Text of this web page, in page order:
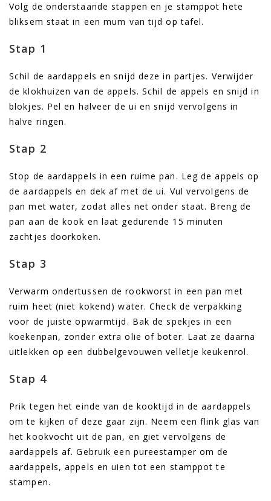
Volg de onderstaande stappen en je stamppot hete
bliksem staat in een mum van tijd op tafel.
Stap 1
Schil de aardappels en snijd deze in partjes. Verwijder
de klokhuizen van de appels. Schil de appels en snijd in
blokjes. Pel en halveer de ui en snijd vervolgens in
halve ringen.
Stap 2
Stop de aardappels in een ruime pan. Leg de appels op
de aardappels en dek af met de ui. Vul vervolgens de
pan met water, zodat alles net onder staat. Breng de
pan aan de kook en laat gedurende 15 minuten
zachtjes doorkoken.
Stap 3
Verwarm ondertussen de rookworst in een pan met
ruim heet (niet kokend) water. Check de verpakking
voor de juiste opwarmtijd. Bak de spekjes in een
koekenpan, zonder extra olie of boter. Laat ze daarna
uitlekken op een dubbelgevouwen velletje keukenrol.
Stap 4
Prik tegen het einde van de kooktijd in de aardappels
om te kijken of deze gaar zijn. Neem een flink glas van
het kookvocht uit de pan, en giet vervolgens de
aardappels af. Gebruik een pureestamper om de
aardappels, appels en uien tot een stamppot te
stampen.